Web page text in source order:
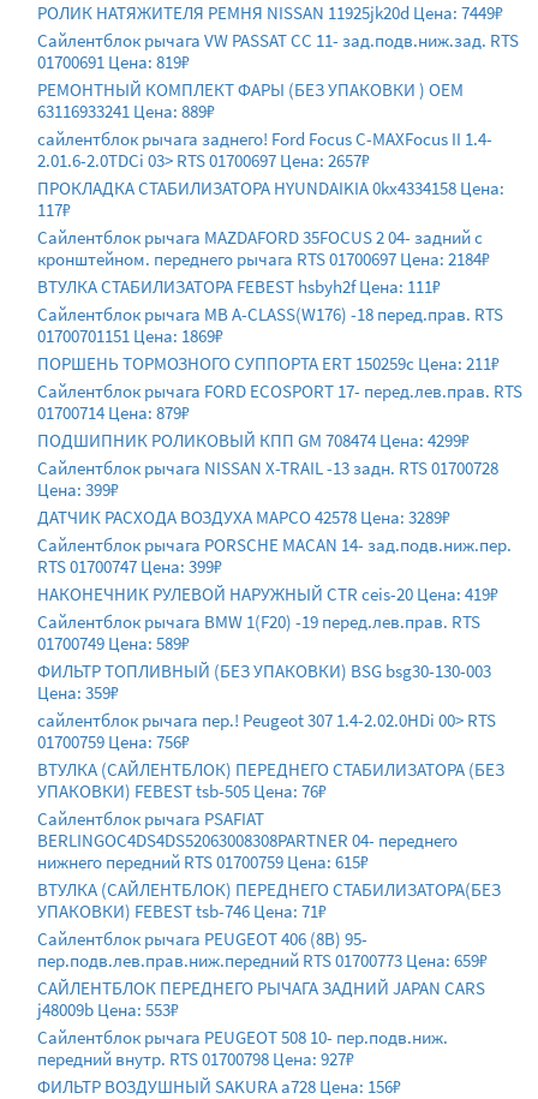
РОЛИК НАТЯЖИТЕЛЯ РЕМНЯ NISSAN 11925jk20d Цена: 7449₽
Сайлентблок рычага VW PASSAT CC 11- зад.подв.ниж.зад. RTS
01700691 Цена: 819₽
РЕМОНТНЫЙ КОМПЛЕКТ ФАРЫ (БЕЗ УПАКОВКИ ) OEM
63116933241 Цена: 889₽
сайлентблок рычага заднего! Ford Focus C-MAXFocus II 1.4-
2.01.6-2.0TDCi 03> RTS 01700697 Цена: 2657₽
ПРОКЛАДКА СТАБИЛИЗАТОРА HYUNDAIKIA 0kx4334158 Цена:
117₽
Сайлентблок рычага MAZDAFORD 35FOCUS 2 04- задний с
кронштейном. переднего рычага RTS 01700697 Цена: 2184₽
ВТУЛКА СТАБИЛИЗАТОРА FEBEST hsbyh2f Цена: 111₽
Сайлентблок рычага MB A-CLASS(W176) -18 перед.прав. RTS
01700701151 Цена: 1869₽
ПОРШЕНЬ ТОРМОЗНОГО СУППОРТА ERT 150259c Цена: 211₽
Сайлентблок рычага FORD ECOSPORT 17- перед.лев.прав. RTS
01700714 Цена: 879₽
ПОДШИПНИК РОЛИКОВЫЙ КПП GM 708474 Цена: 4299₽
Сайлентблок рычага NISSAN X-TRAIL -13 задн. RTS 01700728
Цена: 399₽
ДАТЧИК РАСХОДА ВОЗДУХА MAPCO 42578 Цена: 3289₽
Сайлентблок рычага PORSCHE MACAN 14- зад.подв.ниж.пер.
RTS 01700747 Цена: 399₽
НАКОНЕЧНИК РУЛЕВОЙ НАРУЖНЫЙ CTR ceis-20 Цена: 419₽
Сайлентблок рычага BMW 1(F20) -19 перед.лев.прав. RTS
01700749 Цена: 589₽
ФИЛЬТР ТОПЛИВНЫЙ (БЕЗ УПАКОВКИ) BSG bsg30-130-003
Цена: 359₽
сайлентблок рычага пер.! Peugeot 307 1.4-2.02.0HDi 00> RTS
01700759 Цена: 756₽
ВТУЛКА (САЙЛЕНТБЛОК) ПЕРЕДНЕГО СТАБИЛИЗАТОРА (БЕЗ
УПАКОВКИ) FEBEST tsb-505 Цена: 76₽
Сайлентблок рычага PSAFIAT
BERLINGOC4DS4DS52063008308PARTNER 04- переднего
нижнего передний RTS 01700759 Цена: 615₽
ВТУЛКА (САЙЛЕНТБЛОК) ПЕРЕДНЕГО СТАБИЛИЗАТОРА(БЕЗ
УПАКОВКИ) FEBEST tsb-746 Цена: 71₽
Сайлентблок рычага PEUGEOT 406 (8B) 95-
пер.подв.лев.прав.ниж.передний RTS 01700773 Цена: 659₽
САЙЛЕНТБЛОК ПЕРЕДНЕГО РЫЧАГА ЗАДНИЙ JAPAN CARS
j48009b Цена: 553₽
Сайлентблок рычага PEUGEOT 508 10- пер.подв.ниж.
передний внутр. RTS 01700798 Цена: 927₽
ФИЛЬТР ВОЗДУШНЫЙ SAKURA a728 Цена: 156₽